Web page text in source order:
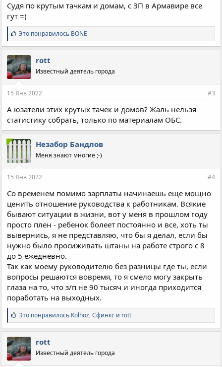
Судя по крутым тачкам и домам, с ЗП в Армавире все
гут =)
С
и
м
п
а
т
и
:
Это понравилось BONE
rott
Известный деятель города
15 Янв 2022 #3
А юзатели этих крутых тачек и домов? Жаль нельзя
статистику собрать, только по материалам ОБС.
Незабор Бандлов
Меня знают многие ;-)
15 Янв 2022 #4
Со временем помимо зарплаты начинаешь еще мощно
ценить отношение руководства к работникам. Всякие
бывают ситуации в жизни, вот у меня в прошлом году
просто плен - ребенок болеет постоянно и все, хоть ты
вывернись, я не представляю, что бы я делал, если бы
нужно было просиживать штаны на работе строго с 8
до 5 ежедневно.
Так как моему руководителю без разницы где ты, если
вопросы решаются вовремя, то я смело могу закрыть
глаза на то, что з/п не 90 тысяч и иногда приходится
поработать на выходных.
С
и
м
п
а
т
и
Это понравилось Kolhoz,Сфинкс и rott
rott
Известный деятель города